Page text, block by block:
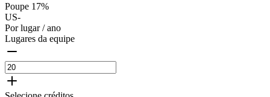
Poupe 17%
US-
Por lugar / ano
Lugares da equipe